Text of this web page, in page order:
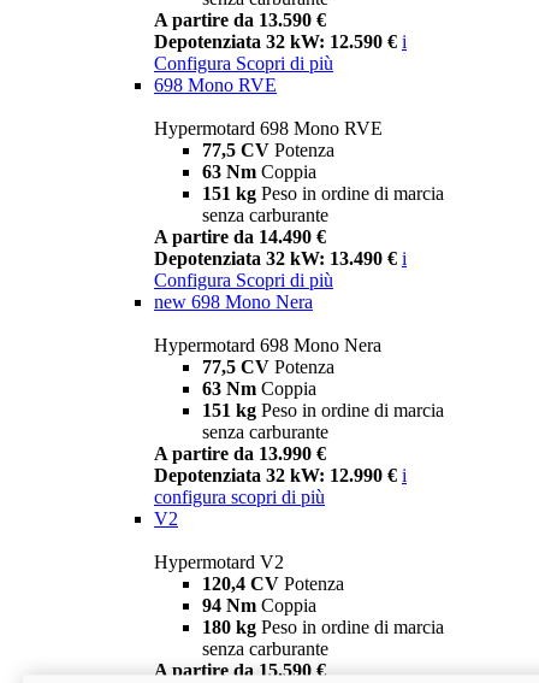
A partire da 13.590 €
Depotenziata 32 kW: 12.590 € i
Configura Scopri di più
698 Mono RVE
Hypermotard 698 Mono RVE
77,5 CV Potenza
63 Nm Coppia
151 kg Peso in ordine di marcia
senza carburante
A partire da 14.490 €
Depotenziata 32 kW: 13.490 € i
Configura Scopri di più
new 698 Mono Nera
Hypermotard 698 Mono Nera
77,5 CV Potenza
63 Nm Coppia
151 kg Peso in ordine di marcia
senza carburante
A partire da 13.990 €
Depotenziata 32 kW: 12.990 € i
configura scopri di più
V2
Hypermotard V2
120,4 CV Potenza
94 Nm Coppia
180 kg Peso in ordine di marcia
senza carburante
A partire da 15.590 €